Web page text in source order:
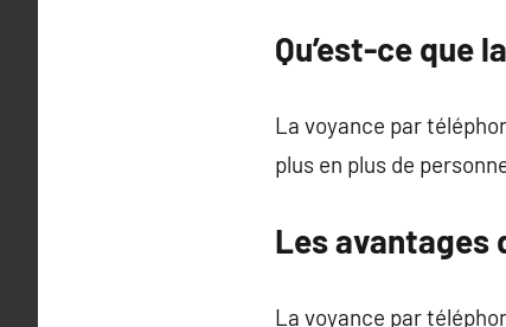
Qu’est-ce que
La voyance par
plus en plus de
Les avantages
La voyance par